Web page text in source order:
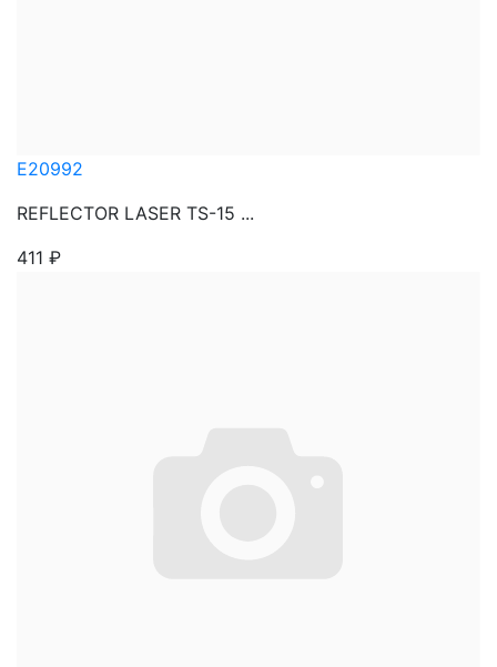
E20992
REFLECTOR LASER TS-15 ...
411 ₽